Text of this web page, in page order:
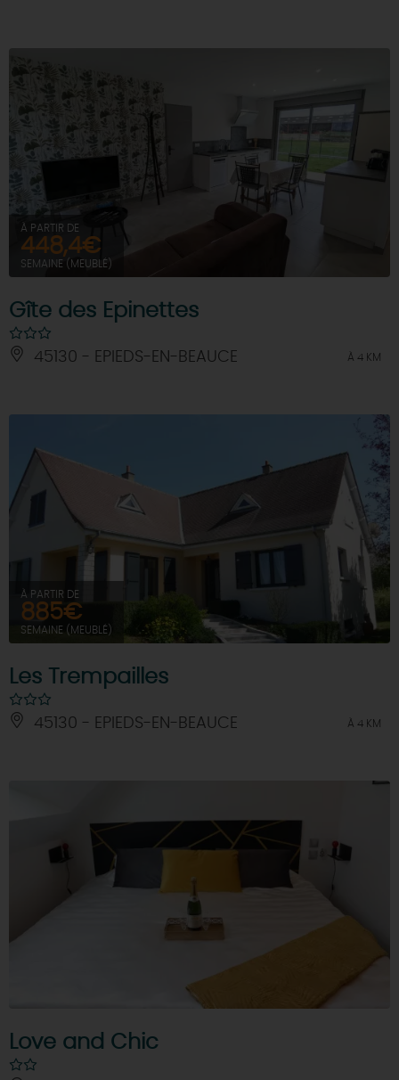
À PARTIR DE
448,4€
SEMAINE (MEUBLÉ)
Gîte des Epinettes
45130 - EPIEDS-EN-BEAUCE À 4 KM
À PARTIR DE
885€
SEMAINE (MEUBLÉ)
Les Trempailles
45130 - EPIEDS-EN-BEAUCE À 4 KM
Love and Chic